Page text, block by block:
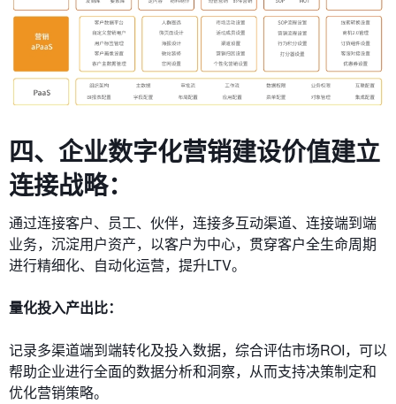
四、 企业数字化营销建设价值建立
连接战略：
通过连接客户、员工、伙伴，连接多互动渠道、连接端到端
业务，沉淀用户资产，以客户为中心，贯穿客户全生命周期
进行精细化、自动化运营，提升LTV。
量化投入产出比：
记录多渠道端到端转化及投入数据，综合评估市场ROI，可以
帮助企业进行全面的数据分析和洞察，从而支持决策制定和
优化营销策略。